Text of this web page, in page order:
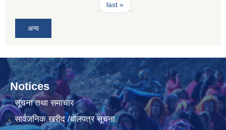
last »
अन्य
Notices
सूचना तथा समाचार
सार्वजनिक खरीद /बोलपत्र सूचना